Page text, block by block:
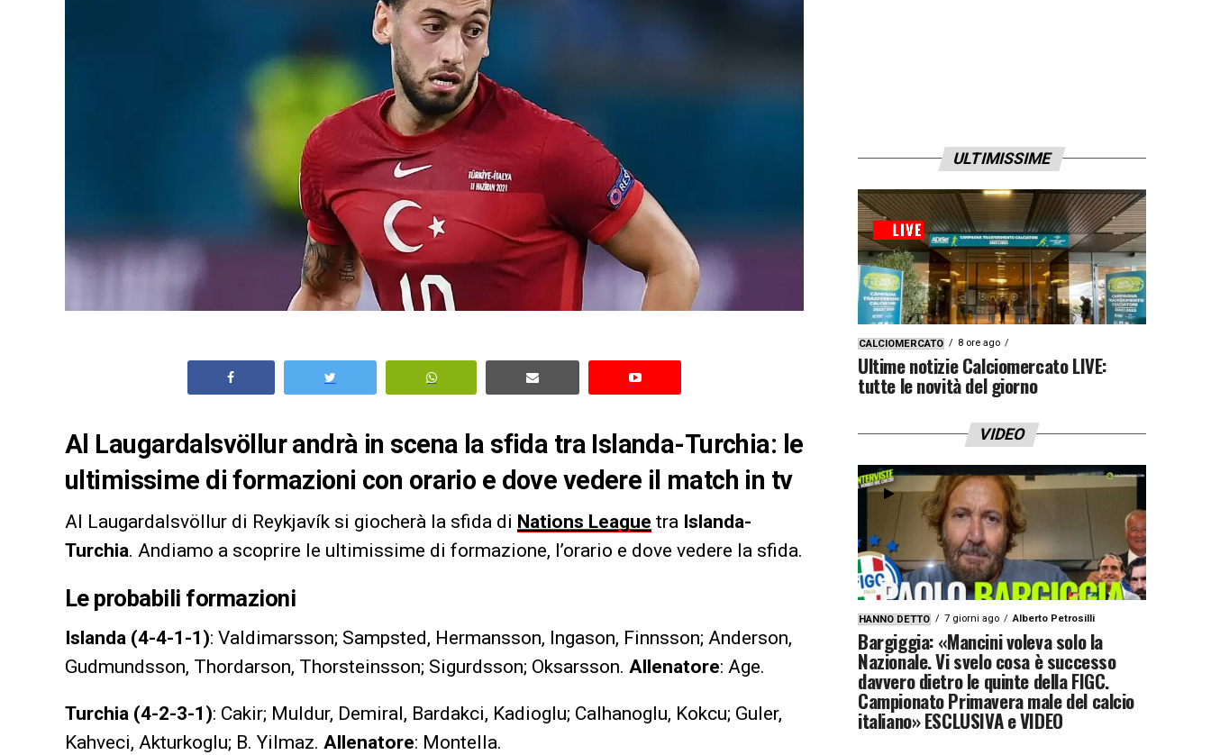
Al Laugardalsvöllur andrà in scena la sfida tra Islanda-Turchia: le
ultimissime di formazioni con orario e dove vedere il match in tv
Al Laugardalsvöllur di Reykjavík si giocherà la sfida di Nations League tra Islanda-
Turchia. Andiamo a scoprire le ultimissime di formazione, l’orario e dove vedere la sfida.
Le probabili formazioni
Islanda (4-4-1-1): Valdimarsson; Sampsted, Hermansson, Ingason, Finnsson; Anderson,
Gudmundsson, Thordarson, Thorsteinsson; Sigurdsson; Oksarsson. Allenatore: Age.
Turchia (4-2-3-1): Cakir; Muldur, Demiral, Bardakci, Kadioglu; Calhanoglu, Kokcu; Guler,
Kahveci, Akturkoglu; B. Yilmaz. Allenatore: Montella.
ULTIMISSIME
CALCIOMERCATO 8 ore ago
Ultime notizie Calciomercato LIVE:
tutte le novità del giorno
VIDEO
HANNO DETTO 7 giorni ago Alberto Petrosilli
Bargiggia: «Mancini voleva solo la
Nazionale. Vi svelo cosa è successo
davvero dietro le quinte della FIGC.
Campionato Primavera male del calcio
italiano» ESCLUSIVA e VIDEO